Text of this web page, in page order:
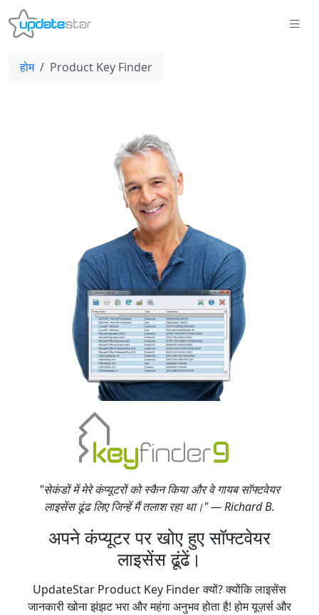
होम Product Key Finder
"सेकंडों में मेरे कंप्यूटरों को स्कैन किया और वे गायब सॉफ्टवेयर
लाइसेंस ढूंढ लिए जिन्हें मैं तलाश रहा था।" — Richard B.
अपने कंप्यूटर पर खोए हुए सॉफ्टवेयर
लाइसेंस ढूंढें।
UpdateStar Product Key Finder क्यों? क्योंकि लाइसेंस
जानकारी खोना झंझट भरा और महंगा अनुभव होता है! होम यूज़र्स और